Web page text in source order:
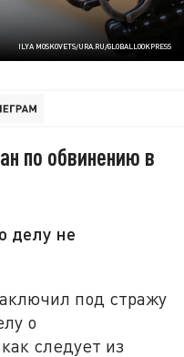
ILYA MOSKOVETS/URA.RU/GLOBALLOOKPRESS
по обвинению в
делу не
под стражу
о
следует из